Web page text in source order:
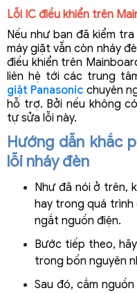
Lỗi IC điều khiển trên
Nếu như bạn đã kiểm
máy giặt vẫn còn nháy
điều khiển trên
liên hệ tới các trung
giặt Panasonic chuyên
hỗ trợ. Bởi nếu không
tự sửa lỗi này.
Hướng dẫn khắc
lỗi nháy đèn
Như đã nói ở trên,
hay trong quá trình
ngắt nguồn điện.
Bước tiếp theo,
trong bốn nguyên
Sau đó, cắm